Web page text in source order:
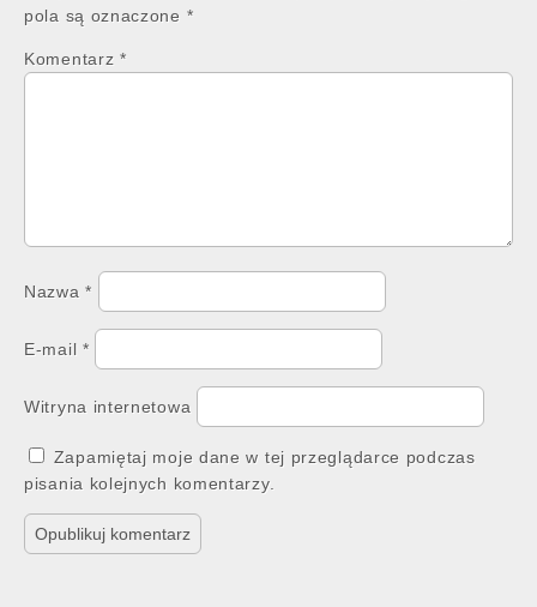
pola są oznaczone *
Komentarz *
Nazwa*
E-mail *
Witryna internetowa
Zapamiętaj moje dane w tej przeglądarce podczas
pisania kolejnych komentarzy.